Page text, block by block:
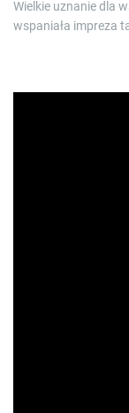
Wielkie uznanie dla
wspaniała impreza